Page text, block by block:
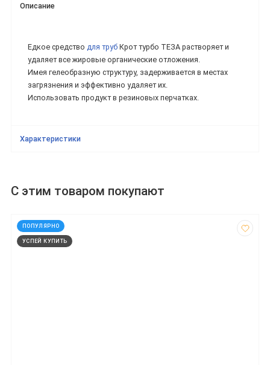
Описание
Едкое средство для труб Крот турбо ТЕЗА растворяет и
удаляет все жировые органические отложения.
Имея гелеобразную структуру, задерживается в местах
загрязнения и эффективно удаляет их.
Использовать продукт в резиновых перчатках.
Характеристики
С этим товаром покупают
ПОПУЛЯРНО
УСПЕЙ КУПИТЬ
код: 32457